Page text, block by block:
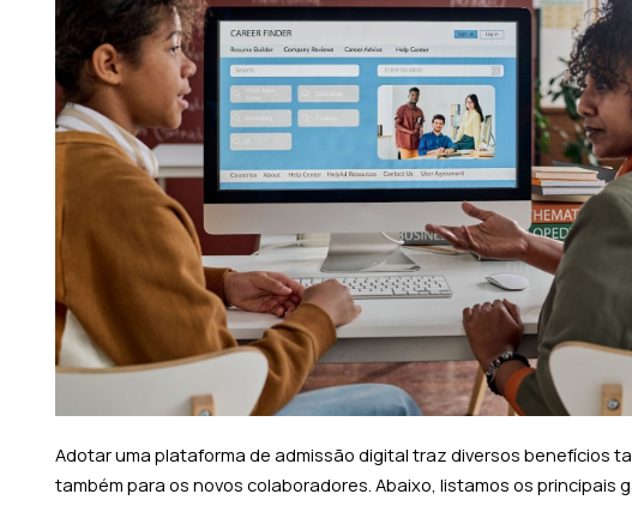
Adotar uma plataforma de admissão digital traz diversos benefícios
também para os novos colaboradores. Abaixo, listamos os principais